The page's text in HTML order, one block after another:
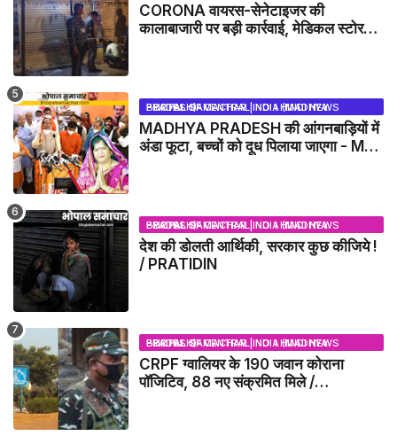
CORONA वायरस-सेनेटाइजर की
कालाबाजारी पर बड़ी कार्रवाई, मेडिकल स्टोर
BHOPAL SAMACHAR | NO 1 HINDI NEWS PORTAL OF CENTRAL INDIA (MADHYA PRADESH)
MADHYA PRADESH की आंगनबाड़ियों में
अंडा फूटा, बच्चों को दूध पिलाया जाएगा - MP
BHOPAL SAMACHAR | NO 1 HINDI NEWS PORTAL OF CENTRAL INDIA (MADHYA PRADESH)
देश की डोलती आर्थिकी, सरकार कुछ कीजिये !
/ PRATIDIN
BHOPAL SAMACHAR | NO 1 HINDI NEWS PORTAL OF CENTRAL INDIA (MADHYA PRADESH)
CRPF ग्वालियर के 190 जवान कोराना
पॉजिटिव, 88 नए संक्रमित मिले /